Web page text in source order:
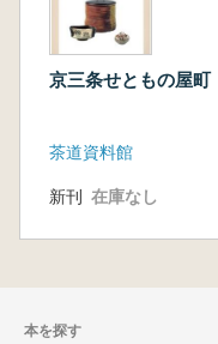
京三条せともの屋町
茶道資料館
新刊 在庫なし
本を探す